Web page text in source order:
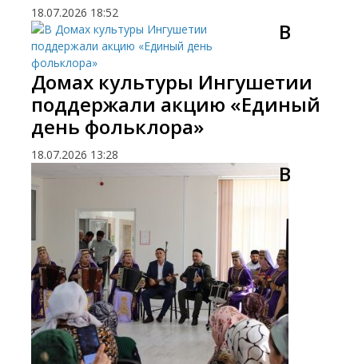
18.07.2026 18:52
В
Домах культуры Ингушетии
поддержали акцию «Единый
день фольклора»
18.07.2026 13:28
В